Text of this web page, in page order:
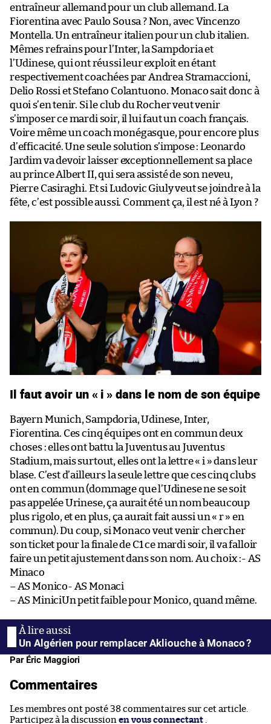
entraîneur allemand pour un club allemand. La
Fiorentina avec Paulo Sousa ? Non, avec Vincenzo
Montella. Un entraîneur italien pour un club italien.
Mêmes refrains pour l’Inter, la Sampdoria et
l’Udinese, qui ont réussi leur exploit en étant
respectivement coachées par Andrea Stramaccioni,
Delio Rossi et Stefano Colantuono. Monaco sait donc à
quoi s’en tenir. Si le club du Rocher veut venir
s’imposer ce mardi soir, il lui faut un coach français.
Voire même un coach monégasque, pour encore plus
d’efficacité. Une seule solution s’impose : Leonardo
Jardim va devoir laisser exceptionnellement sa place
au prince Albert II, qui sera assisté de son neveu,
Pierre Casiraghi. Et si Ludovic Giuly veut se joindre à la
fête, c’est possible aussi. Comment ça, il est né à Lyon ?
Il faut avoir un « i » dans le nom de son équipe
Bayern Munich, Sampdoria, Udinese, Inter,
Fiorentina. Ces cinq équipes ont en commun deux
choses : elles ont battu la Juventus au Juventus
Stadium, mais surtout, elles ont la lettre « i » dans leur
blase. C’est d’ailleurs la seule lettre que ces cinq clubs
ont en commun (dommage que l’Udinese ne se soit
pas appelée Urinese, ça aurait été un nom beaucoup
plus rigolo, et en plus, ça aurait fait aussi un « r » en
commun). Du coup, si Monaco veut venir chercher
son ticket pour la finale de C1 ce mardi soir, il va falloir
faire un petit ajustement dans son nom. Au choix :- AS
Minaco
– AS Monico- AS Monaci
– AS MiniciUn petit faible pour Monico, quand même.
Un Algérien pour remplacer Akliouche à Monaco ?
Par Éric Maggiori
Commentaires
Les membres ont posté 38 commentaires sur cet article.
Participez à la discussion en vous connectant